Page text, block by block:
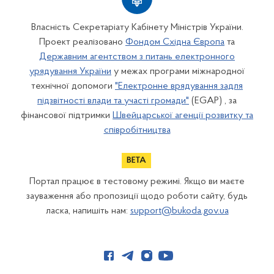
Власність Секретаріату Кабінету Міністрів України.
Проект реалізовано Фондом Східна Європа та
Державним агентством з питань електронного
урядування України у межах програми міжнародної
технічної допомоги "Електронне врядування задля
підзвітності влади та участі громади" (EGAP) , за
фінансової підтримки Швейцарської агенції розвитку та
співробітництва
Портал працює в тестовому режимі. Якщо ви маєте
зауваження або пропозиції щодо роботи сайту, будь
ласка, напишіть нам: support@bukoda.gov.ua